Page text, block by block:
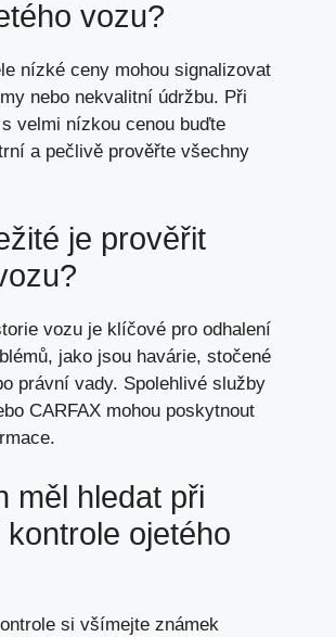
vozu?
nízké ceny mohou signalizovat
nebo nekvalitní údržbu. Při
velmi nízkou cenou buďte
a pečlivě prověřte všechny
je prověřit
vozu je klíčové pro odhalení
jako jsou havárie, stočené
právní vady. Spolehlivé služby
CARFAX mohou poskytnout
měl hledat při
ojetého
si všímejte známek